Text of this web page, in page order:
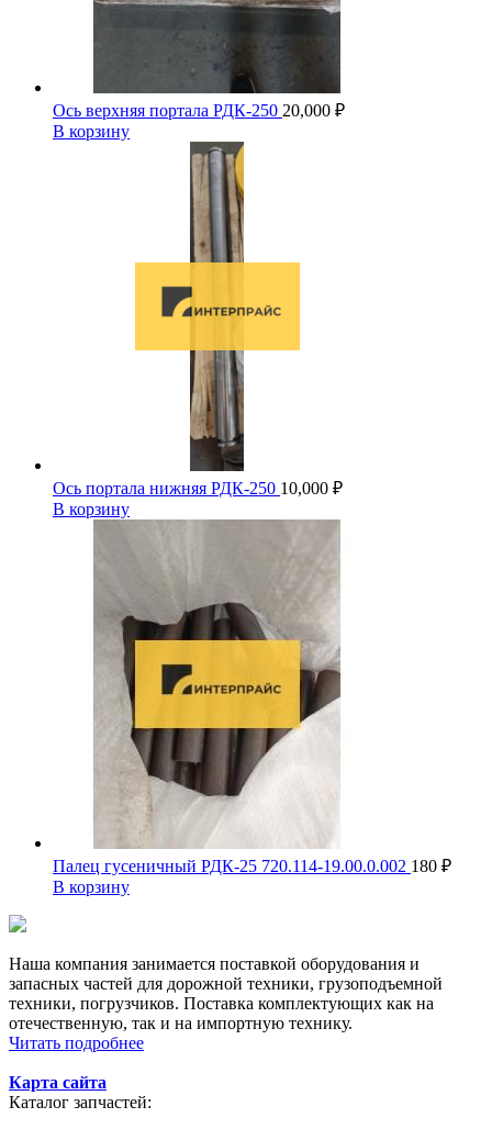
Ось верхняя портала РДК-250 20,000 ₽
В корзину
Ось портала нижняя РДК-250 10,000 ₽
В корзину
Палец гусеничный РДК-25 720.114-19.00.0.002 180 ₽
В корзину
Наша компания занимается поставкой оборудования и
запасных частей для дорожной техники, грузоподъемной
техники, погрузчиков. Поставка комплектующих как на
отечественную, так и на импортную технику.
Читать подробнее
Карта сайта
Каталог запчастей: